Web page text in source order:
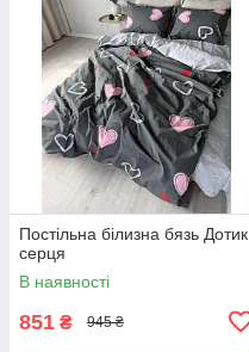
Постільна білизна бязь Дотик
серця
В наявності
851 ₴ 945 ₴